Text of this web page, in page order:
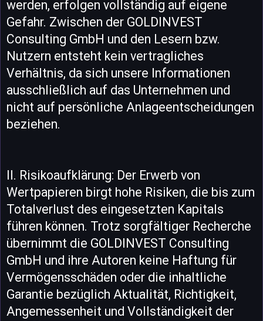
werden, erfolgen vollständig auf eigene
Gefahr. Zwischen der GOLDINVEST
Consulting GmbH und den Lesern bzw.
Nutzern entsteht kein vertragliches
Verhältnis, da sich unsere Informationen
ausschließlich auf das Unternehmen und
nicht auf persönliche Anlageentscheidungen
beziehen.
II. Risikoaufklärung: Der Erwerb von
Wertpapieren birgt hohe Risiken, die bis zum
Totalverlust des eingesetzten Kapitals
führen können. Trotz sorgfältiger Recherche
übernimmt die GOLDINVEST Consulting
GmbH und ihre Autoren keine Haftung für
Vermögensschäden oder die inhaltliche
Garantie bezüglich Aktualität, Richtigkeit,
Angemessenheit und Vollständigkeit der